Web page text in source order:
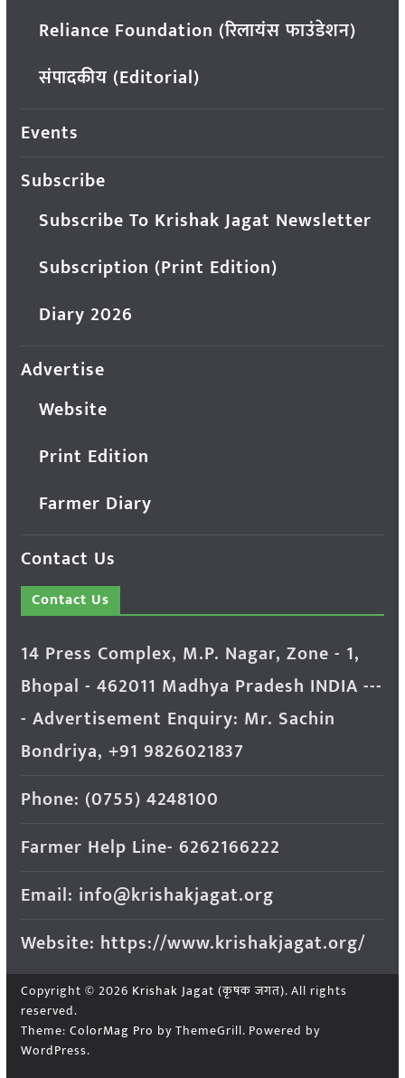
Reliance Foundation (रिलायंस फाउंडेशन)
संपादकीय (Editorial)
Events
Subscribe
Subscribe To Krishak Jagat Newsletter
Subscription (Print Edition)
Diary 2026
Advertise
Website
Print Edition
Farmer Diary
Contact Us
Contact Us
14 Press Complex, M.P. Nagar, Zone - 1,
Bhopal - 462011 Madhya Pradesh INDIA ---
- Advertisement Enquiry: Mr. Sachin
Bondriya, +91 9826021837
Phone: (0755) 4248100
Farmer Help Line- 6262166222
Email: info@krishakjagat.org
Website: https://www.krishakjagat.org/
Copyright © 2026 Krishak Jagat (कृषक जगत). All rights
reserved.
Theme: ColorMag Pro by ThemeGrill. Powered by
WordPress.